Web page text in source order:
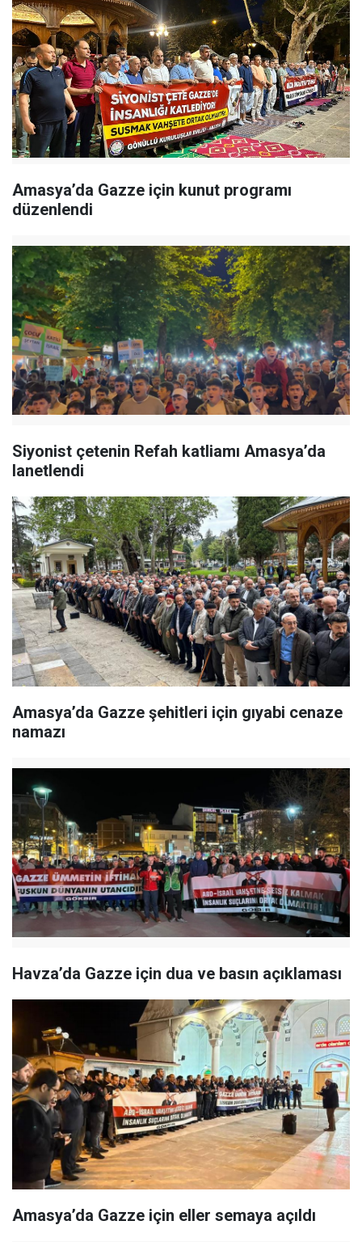
Amasya’da Gazze için kunut programı
düzenlendi
Siyonist çetenin Refah katliamı Amasya’da
lanetlendi
Amasya’da Gazze şehitleri için gıyabi cenaze
namazı
Havza’da Gazze için dua ve basın açıklaması
Amasya’da Gazze için eller semaya açıldı